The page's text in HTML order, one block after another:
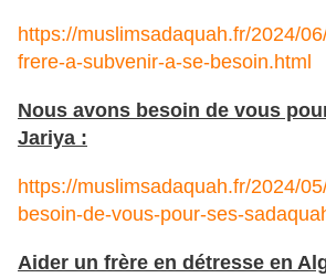
https://muslimsadaquah.fr/2024/
frere-a-subvenir-a-se-besoin.html
Nous avons besoin de vous
Jariya :
https://muslimsadaquah.fr/2024/
besoin-de-vous-pour-ses-
Aider un frère en détresse en